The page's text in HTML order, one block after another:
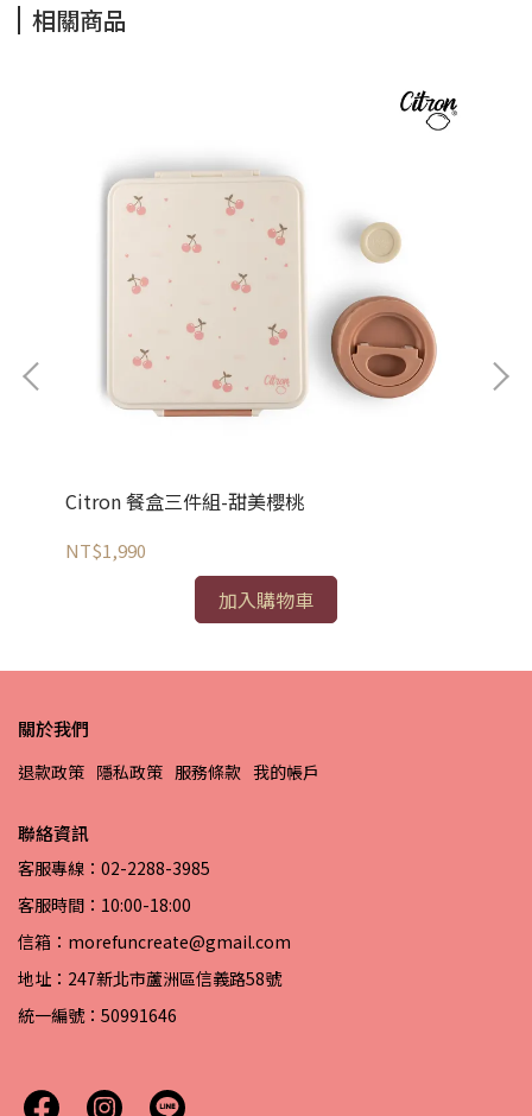
相關商品
Citron 餐盒三件組-甜美櫻桃
NT$1,990
加入購物車
關於我們
退款政策 隱私政策 服務條款 我的帳戶
聯絡資訊
客服專線：02-2288-3985
客服時間：10:00-18:00
信箱：morefuncreate@gmail.com
地址：247新北市蘆洲區信義路58號
統一編號：50991646